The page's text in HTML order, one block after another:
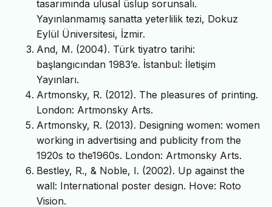
tasarımında ulusal üslup sorunsalı.
Yayınlanmamış sanatta yeterlilik tezi, Dokuz
Eylül Üniversitesi, İzmir.
And, M. (2004). Türk tiyatro tarihi:
başlangıcından 1983’e. İstanbul: İletişim
Yayınları.
Artmonsky, R. (2012). The pleasures of printing.
London: Artmonsky Arts.
Artmonsky, R. (2013). Designing women: women
working in advertising and publicity from the
1920s to the1960s. London: Artmonsky Arts.
Bestley, R., & Noble, I. (2002). Up against the
wall: International poster design. Hove: Roto
Vision.